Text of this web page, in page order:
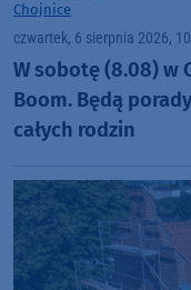
Chojnice
czwartek, 6 sierpnia 2026,
W sobotę (8.08) w
Boom. Będą
całych rodzin